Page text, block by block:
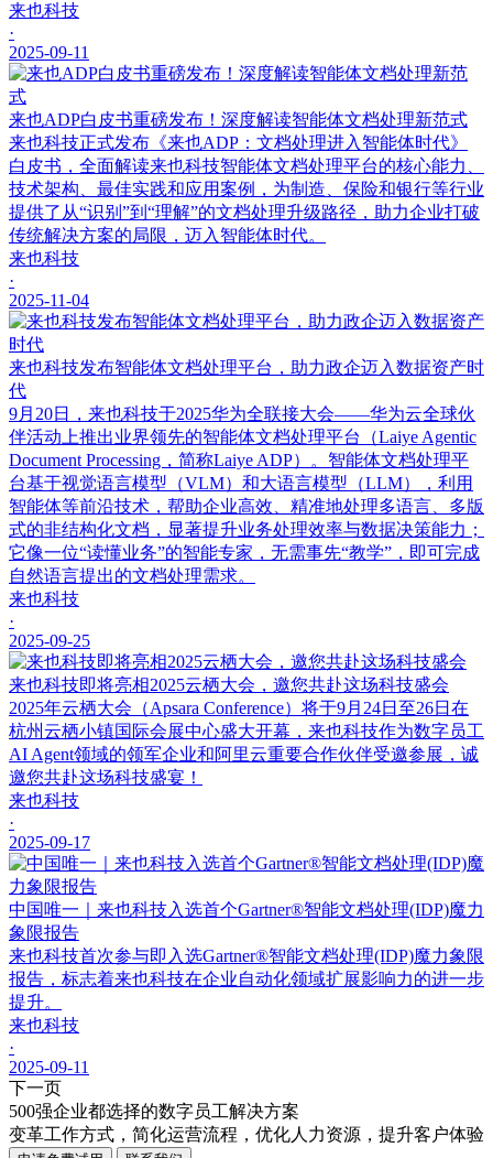
来也科技
·
2025-09-11
来也ADP白皮书重磅发布！深度解读智能体文档处理新范式
来也科技正式发布《来也ADP：文档处理进入智能体时代》
白皮书，全面解读来也科技智能体文档处理平台的核心能力、
技术架构、最佳实践和应用案例，为制造、保险和银行等行业
提供了从“识别”到“理解”的文档处理升级路径，助力企业打破
传统解决方案的局限，迈入智能体时代。
来也科技
·
2025-11-04
来也科技发布智能体文档处理平台，助力政企迈入数据资产时
代
9月20日，来也科技于2025华为全联接大会——华为云全球伙
伴活动上推出业界领先的智能体文档处理平台（Laiye Agentic
Document Processing，简称Laiye ADP）。智能体文档处理平
台基于视觉语言模型（VLM）和大语言模型（LLM），利用
智能体等前沿技术，帮助企业高效、精准地处理多语言、多版
式的非结构化文档，显著提升业务处理效率与数据决策能力；
它像一位“读懂业务”的智能专家，无需事先“教学”，即可完成
自然语言提出的文档处理需求。
来也科技
·
2025-09-25
来也科技即将亮相2025云栖大会，邀您共赴这场科技盛会
2025年云栖大会（Apsara Conference）将于9月24日至26日在
杭州云栖小镇国际会展中心盛大开幕，来也科技作为数字员工
AI Agent领域的领军企业和阿里云重要合作伙伴受邀参展，诚
邀您共赴这场科技盛宴！
来也科技
·
2025-09-17
中国唯一｜来也科技入选首个Gartner®智能文档处理(IDP)魔力
象限报告
来也科技首次参与即入选Gartner®智能文档处理(IDP)魔力象限
报告，标志着来也科技在企业自动化领域扩展影响力的进一步
提升。
来也科技
·
2025-09-11
下一页
500强企业都选择的数字员工解决方案
变革工作方式，简化运营流程，优化人力资源，提升客户体验